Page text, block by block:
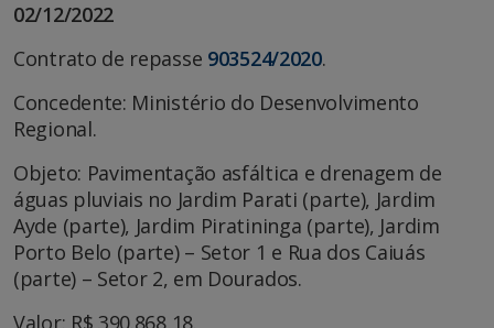
02/12/2022
Contrato de repasse 903524/2020.
Concedente: Ministério do Desenvolvimento
Regional.
Objeto: Pavimentação asfáltica e drenagem de
águas pluviais no Jardim Parati (parte), Jardim
Ayde (parte), Jardim Piratininga (parte), Jardim
Porto Belo (parte) – Setor 1 e Rua dos Caiuás
(parte) – Setor 2, em Dourados.
Valor: R$ 390.868,18.